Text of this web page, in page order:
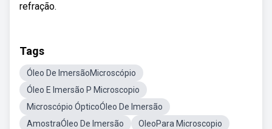
refração.
Tags
Óleo De ImersãoMicroscópio
Óleo E Imersão P Microscopio
Microscópio ÓpticoÓleo De Imersão
AmostraÓleo De Imersão
OleoPara Microscopio